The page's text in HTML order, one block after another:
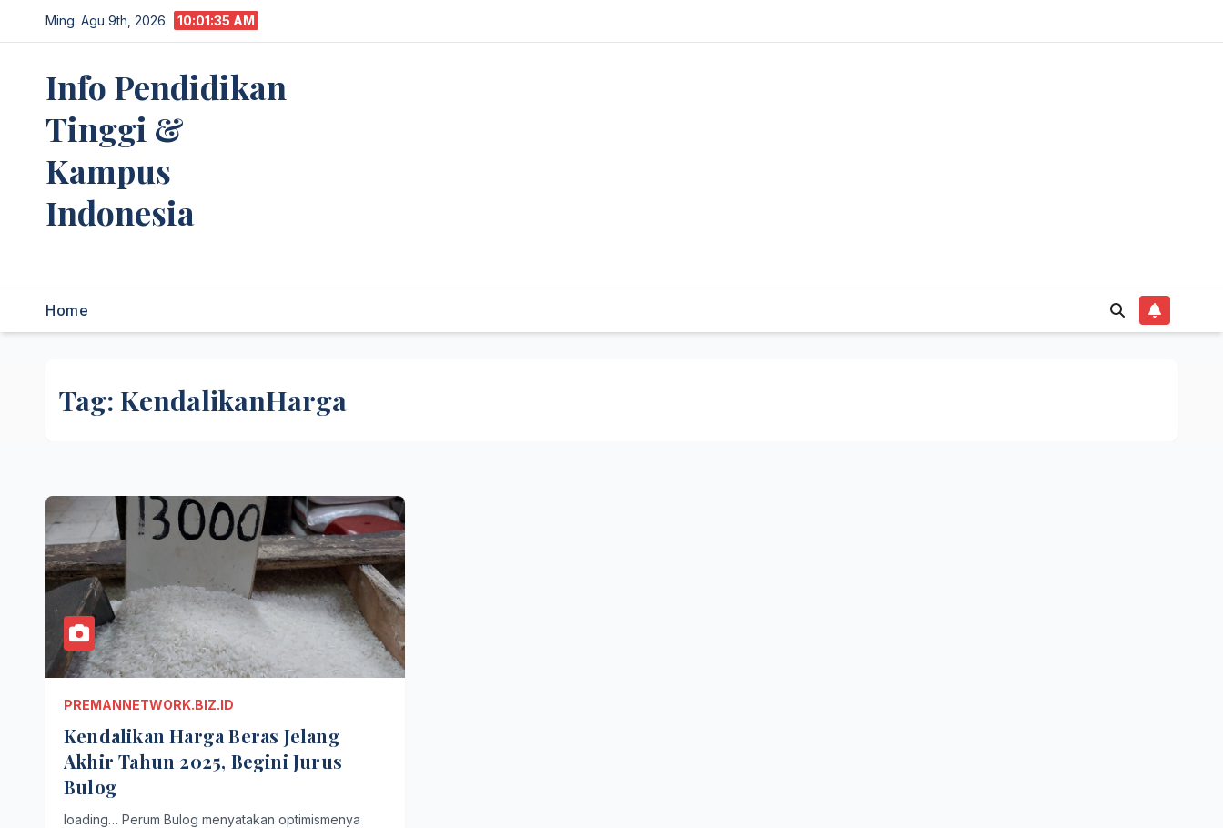
to
Ming. Agu 9th, 2026 10:01:36 AM
Info Pendidikan
Tinggi &
Kampus
Indonesia
Home
Tag: KendalikanHarga
PREMANNETWORK.BIZ.ID
Kendalikan Harga Beras Jelang
Akhir Tahun 2025, Begini Jurus
Bulog
loading… Perum Bulog menyatakan optimismenya